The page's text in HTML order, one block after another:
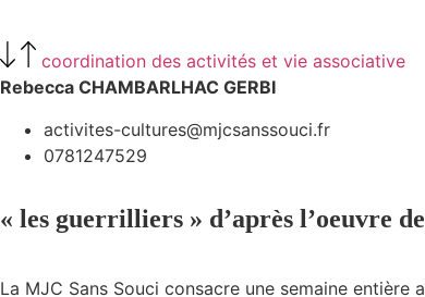
coordination des activités et vie associative
Rebecca CHAMBARLHAC GERBI
activites-cultures@mjcsanssouci.fr
0781247529
« les guerrilliers » d’après l’oeuvre
La MJC Sans Souci consacre une semaine